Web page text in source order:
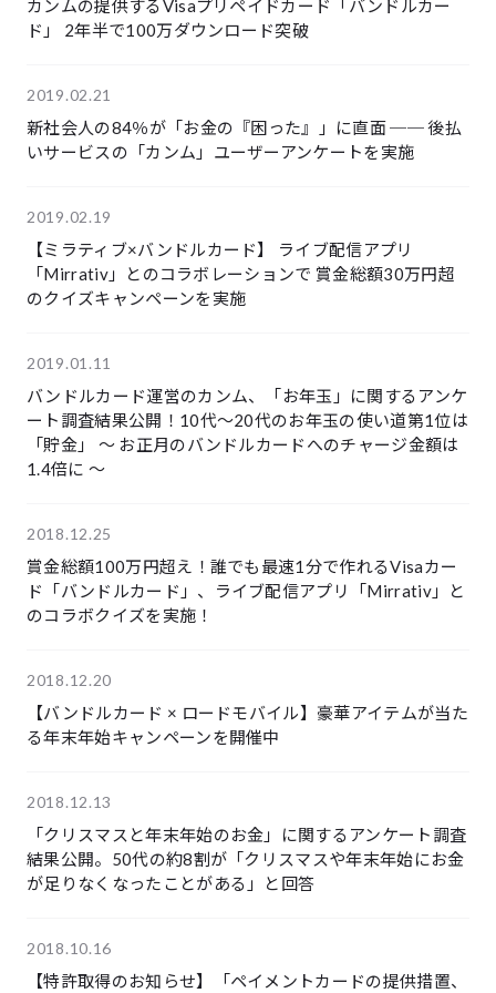
カンムの提供するVisaプリペイドカード「バンドルカー
ド」 2年半で100万ダウンロード突破
2019.02.21
新社会人の84％が「お金の『困った』」に直面 ── 後払
いサービスの「カンム」ユーザーアンケートを実施
2019.02.19
【ミラティブ×バンドルカード】 ライブ配信アプリ
「Mirrativ」とのコラボレーションで 賞金総額30万円超
のクイズキャンペーンを実施
2019.01.11
バンドルカード運営のカンム、「お年玉」に関するアンケ
ート調査結果公開！10代〜20代のお年玉の使い道第1位は
「貯金」 〜 お正月のバンドルカードへのチャージ金額は
1.4倍に 〜
2018.12.25
賞金総額100万円超え！誰でも最速1分で作れるVisaカー
ド「バンドルカード」、ライブ配信アプリ「Mirrativ」と
のコラボクイズを実施！
2018.12.20
【バンドルカード × ロードモバイル】豪華アイテムが当た
る年末年始キャンペーンを開催中
2018.12.13
「クリスマスと年末年始のお金」に関するアンケート調査
結果公開。50代の約8割が「クリスマスや年末年始にお金
が足りなくなったことがある」と回答
2018.10.16
【特許取得のお知らせ】「ペイメントカードの提供措置、